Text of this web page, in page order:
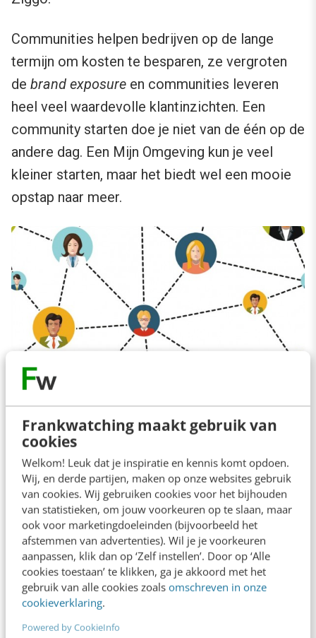
Frankwatching maakt gebruik van
cookies
Welkom! Leuk dat je inspiratie en kennis komt opdoen.
Wij, en derde partijen, maken op onze websites gebruik
van cookies. Wij gebruiken cookies voor het bijhouden
van statistieken, om jouw voorkeuren op te slaan, maar
ook voor marketingdoeleinden (bijvoorbeeld het
afstemmen van advertenties). Wil je je voorkeuren
aanpassen, klik dan op ‘Zelf instellen’. Door op ‘Alle
cookies toestaan’ te klikken, ga je akkoord met het
gebruik van alle cookies zoals omschreven in onze
cookieverklaring.
Powered by CookieInfo
Communities helpen bedrijven op de lange
termijn om kosten te besparen, ze vergroten
de brand exposure en communities leveren
heel veel waardevolle klantinzichten. Een
community starten doe je niet van de één op de
andere dag. Een Mijn Omgeving kun je veel
kleiner starten, maar het biedt wel een mooie
opstap naar meer.
De belangrijkste feature: exclusiviteit
Alle features die je bedenkt om in een Mijn
Omgeving te plaatsen, zou je in feite ook
kunnen integreren in je website zonder dat
gebruikers daar een account voor hoeven aan
te maken. Beter toch, zou je denken? Toch niet
helemaal. Als je toegang tot bepaalde features